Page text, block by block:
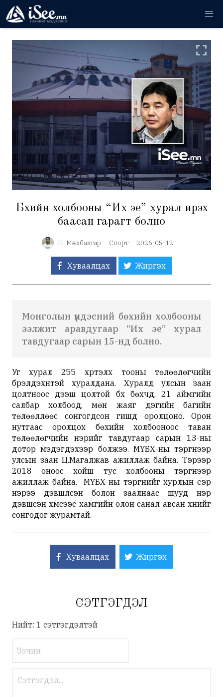
Бөхийн холбооны “Их эе” хурал ирэх
баасан гарагт болно
Н. Мөнхбаатар Спорт 2026-05-12
Хуваалцах Жиргэх
Монголын үндэсний бөхийн холбооны
ээлжит аравдугаар “Их эе” хурал
тавдугаар сарын 15-нд болно.
Уг хурал 255 хүртэлх тооны төлөөлөгчийн
бүрэлдэхүүнтэй хуралдана. Хуралд улсын заан
цолтноос дээш цолтой бүх бөхчүүд, 21 аймгийн
салбар холбоод, мөн жаяг дэгийн багийн
төлөөллөөс сонгогдсон гишүүд оролцоно. Орон
нутгаас оролцох бөхийн холбооноос таван
төлөөлөгчийн нэрийг тавдугаар сарын 13-ны
дотор мэдэгдэхээр болжээ. МҮБХ-ны тэргүүнээр
улсын заан Ц.Магалжав ажиллаж байна. Тэрээр
2018 оноос хойш тус холбооны тэргүүнээр
ажиллаж байна. МҮБХ-ны тэргүүнийг хурлын үеэр
нэрээ дэвшүүлсэн болон заалнаас шууд нэр
дэвшсэн хүмүүсээс хамгийн олон санал авсан хүнийг
сонгодог журамтай.
Хуваалцах Жиргэх
СЭТГЭГДЭЛ
Нийт: 1 сэтгэгдэлтэй